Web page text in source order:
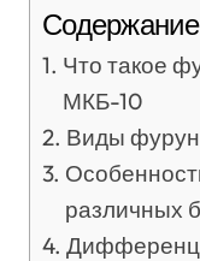
Содержание
Что такое
МКБ-10
Виды
различных